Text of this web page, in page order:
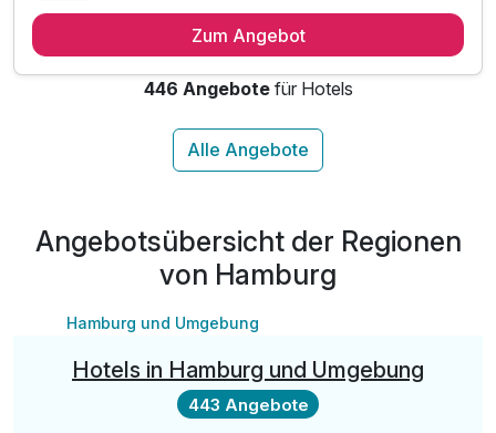
Zum Angebot
446 Angebotefür Hotels
Angebotsübersicht der Regionen
von Hamburg
Hamburg und Umgebung
Hotels in Hamburg und Umgebung
443 Angebote